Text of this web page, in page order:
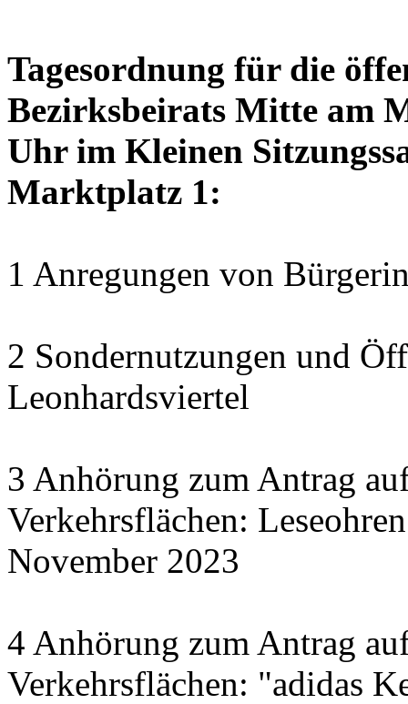
Tagesordnung für die
Bezirksbeirats Mitte am
Uhr im Kleinen
Marktplatz 1:
1 Anregungen von
2 Sondernutzungen und
Leonhardsviertel
3 Anhörung zum Antrag
Verkehrsflächen:
November 2023
4 Anhörung zum Antrag
Verkehrsflächen: "adidas